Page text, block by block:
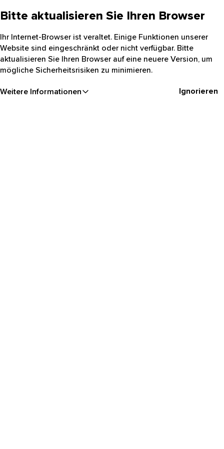
Bitte aktualisieren Sie Ihren Browser
Ihr Internet-Browser ist veraltet. Einige Funktionen unserer
Website sind eingeschränkt oder nicht verfügbar. Bitte
aktualisieren Sie Ihren Browser auf eine neuere Version, um
mögliche Sicherheitsrisiken zu minimieren.
Weitere Informationen Ignorieren